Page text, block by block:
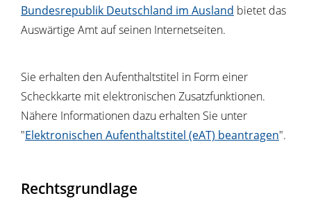
Bundesrepublik Deutschland im Ausland bietet das
Auswärtige Amt auf seinen Internetseiten.
Sie erhalten den Aufenthaltstitel in Form einer
Scheckkarte mit elektronischen Zusatzfunktionen.
Nähere Informationen dazu erhalten Sie unter
"Elektronischen Aufenthaltstitel (eAT) beantragen".
Rechtsgrundlage